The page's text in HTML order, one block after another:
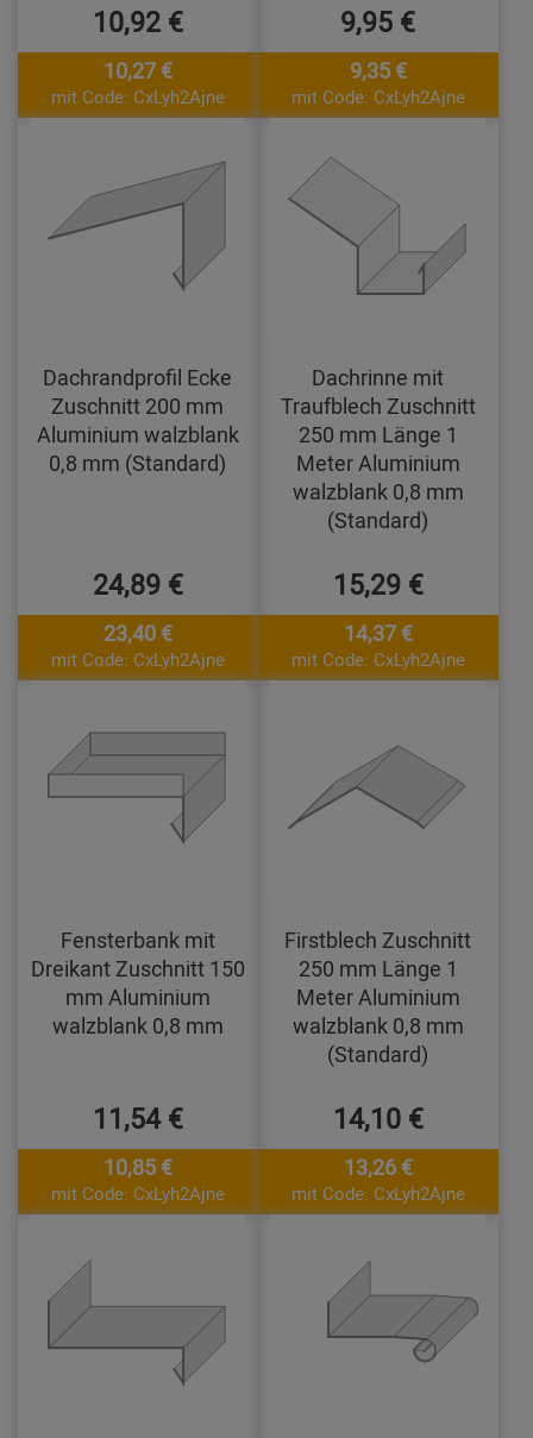
10,92 €
10,27 €
mit Code: CxLyh2Ajne
9,95 €
9,35 €
mit Code: CxLyh2Ajne
Dachrandprofil Ecke
Zuschnitt 200 mm
Aluminium walzblank
0,8 mm (Standard)
24,89 €
23,40 €
mit Code: CxLyh2Ajne
Dachrinne mit
Traufblech Zuschnitt
250 mm Länge 1
Meter Aluminium
walzblank 0,8 mm
(Standard)
15,29 €
14,37 €
mit Code: CxLyh2Ajne
Fensterbank mit
Dreikant Zuschnitt 150
mm Aluminium
walzblank 0,8 mm
11,54 €
10,85 €
mit Code: CxLyh2Ajne
Firstblech Zuschnitt
250 mm Länge 1
Meter Aluminium
walzblank 0,8 mm
(Standard)
14,10 €
13,26 €
mit Code: CxLyh2Ajne